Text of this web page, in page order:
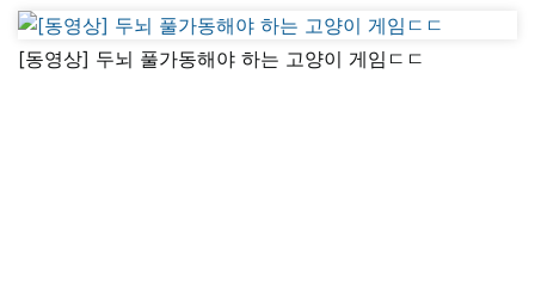
[동영상] 두뇌 풀가동해야 하는 고양이 게임ㄷㄷ